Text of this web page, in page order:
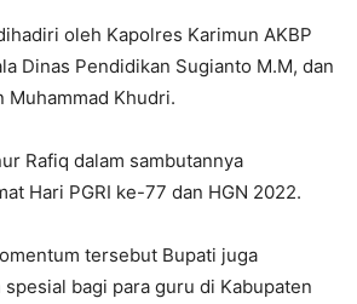
oleh Kapolres Karimun AKBP
Dinas Pendidikan Sugianto M.M, dan
Muhammad Khudri.
Rafiq dalam sambutannya
Hari PGRI ke-77 dan HGN 2022.
tersebut Bupati juga
bagi para guru di Kabupaten